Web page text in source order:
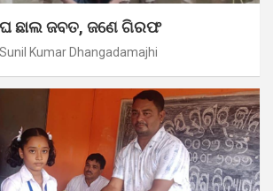
ଛାଲ ଜବତ, ଜଣେ ଗିରଫ
Sunil Kumar Dhangadamajhi